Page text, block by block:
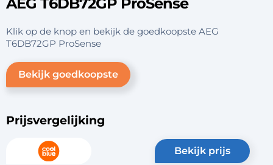
Klik op de knop en bekijk de goedkoopste AEG
T6DB72GP ProSense
Bekijk goedkoopste
Prijsvergelijking
bekijk prijs